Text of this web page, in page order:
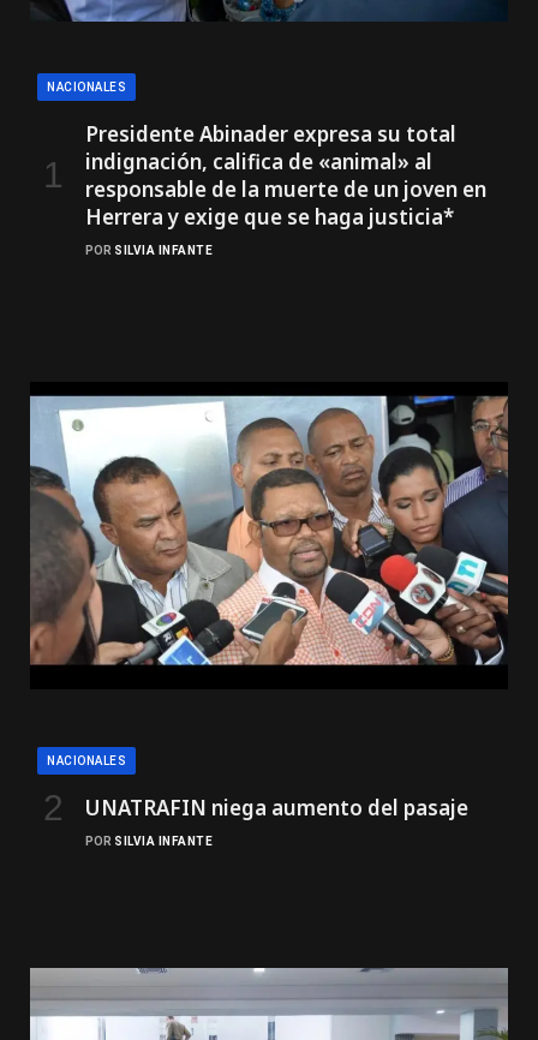
NACIONALES
Presidente Abinader expresa su total
indignación, califica de «animal» al
responsable de la muerte de un joven en
Herrera y exige que se haga justicia*
POR SILVIA INFANTE
NACIONALES
UNATRAFIN niega aumento del pasaje
POR SILVIA INFANTE